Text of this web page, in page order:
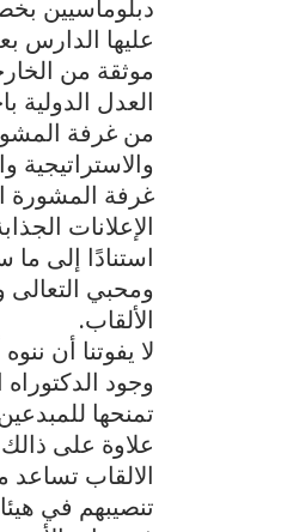
دبلوماسيين
عليها الدارس
موثقة من
العدل الدولية
من غرفة
غرفة المشورة
الإعلانات
استنادًا إلى
ومحبي التعالى
الألقاب.
لا يفوتنا أن
وجود
تمنحها
علاوة على
الالقاب تساعد
تنصيبهم في